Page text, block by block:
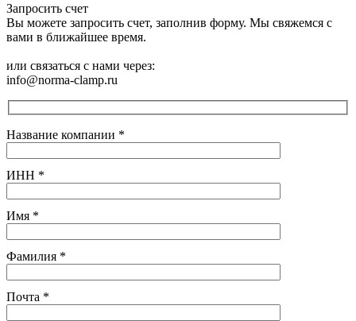
Запросить счет
Вы можете запросить счет, заполнив форму. Мы свяжемся с
вами в ближайшее время.
или связаться с нами через:
info@norma-clamp.ru
Название компании *
ИНН *
Имя *
Фамилия *
Почта *